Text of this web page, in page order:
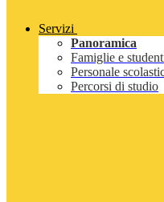
Servizi
Panoramica
Famiglie e
Personale
Percorsi di studio